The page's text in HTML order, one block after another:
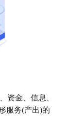
资金、信息、
服务(产出)的